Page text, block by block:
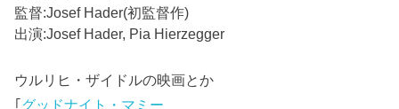
監督:Josef Hader(初監督作)
出演:Josef Hader, Pia Hierzegger
ウルリヒ・ザイドルの映画とか
｢グッドナイト・マミー